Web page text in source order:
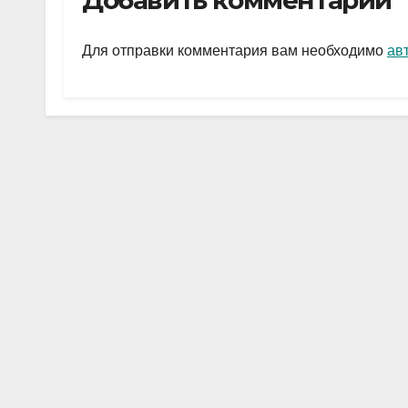
gr
a
s
A
p
а
в
ть
Для отправки комментария вам необходимо